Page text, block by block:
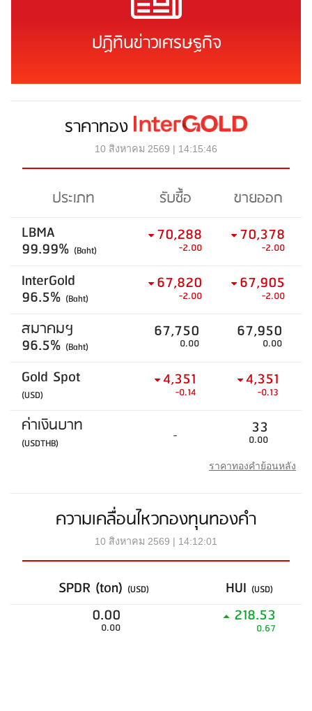
ปฏิทินข่าวเศรษฐกิจ
ราคาทอง
10 สิงหาคม 2569 | 14:15:46
ประเภท รับซื้อ
ขายออก
LBMA
99.99% (Baht)
70,288
-2.00
70,378
-2.00
InterGold
96.5% (Baht)
67,820
-2.00
67,905
-2.00
สมาคมฯ
96.5% (Baht)
67,750
0.00
67,950
0.00
Gold Spot
(USD)
4,351
-0.14
4,351
-0.13
ค่าเงินบาท
(USDTHB) - 33
0.00
ราคาทองคำย้อนหลัง
ความเคลื่อนไหวกองทุนทองคำ
10 สิงหาคม 2569 | 14:12:01
SPDR (ton) (USD) HUI (USD)
0.00
0.00
218.53
0.67